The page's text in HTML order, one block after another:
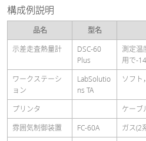
構成例説明
品名 型名
示差走査熱量計
DSC-60
Plus
測定温
用で-
ワークステーシ
ョン
LabSolutio
ns TA
ソフト
プリンタ
ケーブ
雰囲気制御装置
FC-60A
ガス(2